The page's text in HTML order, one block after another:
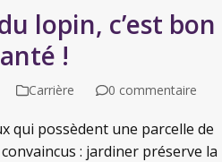
lopin, c’est bon
!
Carrière 0 commentaire
qui possèdent une parcelle de
: jardiner préserve la